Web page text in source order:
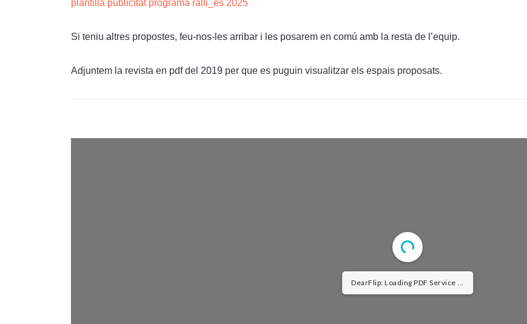
plantilla publicitat programa ralli_es 2025
Si teniu altres propostes, feu-nos-les arribar i les posarem en comú amb la resta de l’equip.
Adjuntem la revista en pdf del 2019 per que es puguin visualitzar els espais proposats.
DearFlip: Loading PDF Service ...